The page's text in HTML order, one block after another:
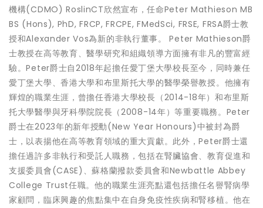
機構(CDMO) RoslinCT欣然宣布，任命Peter Mathieson MB
BS (Hons), PhD, FRCP, FRCPE, FMedSci, FRSE, FRSA爵士教
授和Alexander Vos為新的非執行董事。 Peter Mathieson爵
士教授在高等教育、醫學研究和組織領導方面擁有非凡的豐富經
驗。Peter爵士自2018年起擔任愛丁堡大學校長至今，同時兼任
愛丁堡大學、香港大學和布里斯托大學的醫學榮譽教授。他擁有
輝煌的職業生涯，曾擔任香港大學校長（2014-18年）和布里斯
托大學醫學與牙科學院院長（2008-14年）等重要職務。Peter
爵士在2023年的新年授勳(New Year Honours)中被封為爵
士，以表揚他在高等教育領域的重大貢獻。此外，Peter爵士還
擔任過許多非執行和受託人職務，包括在腎臟協會、教育促進和
支援委員會(CASE)、蘇格蘭撥款委員會和Newbattle Abbey
College Trust任職。他的職業生涯亮點還包括擔任名譽腎病學
家顧問，臨床興趣的焦點集中在自身免疫性疾病和腎移植。他在